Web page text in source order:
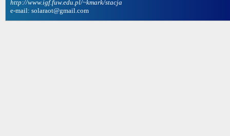
http://www.igf.fuw.edu.pl/~kmark/stacja
e-mail: solaraot@gmail.com